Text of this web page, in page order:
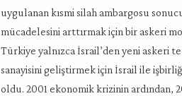
uygulanan kısmi silah ambargosu
mücadelesini arttırmak için bir askeri
Türkiye yalnızca İsrail’den yeni askeri
sanayisini geliştirmek için İsrail ile
oldu. 2001 ekonomik krizinin ardından,